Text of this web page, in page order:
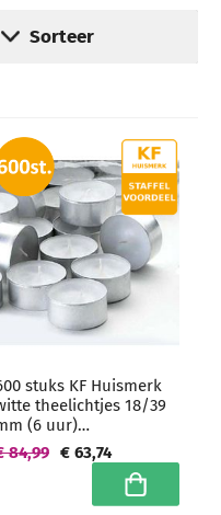
Sorteer
stuks KF Huismerk
theelichtjes 18/39
(6 uur)
horeca
-
€ 63,74
84,99
In